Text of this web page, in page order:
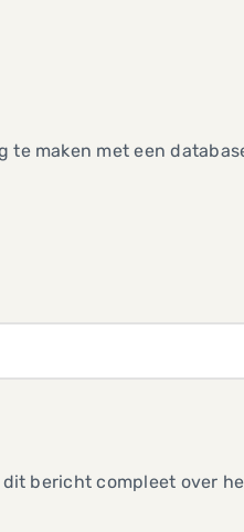
te maken met een
bericht compleet over